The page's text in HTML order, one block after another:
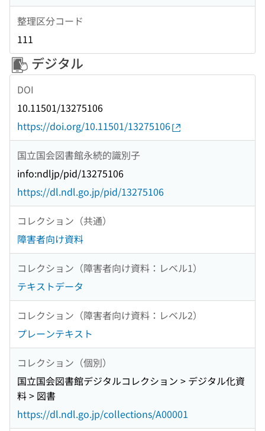
整理区分コード
111
デジタル
DOI
10.11501/13275106
https://doi.org/10.11501/13275106
国立国会図書館永続的識別子
info:ndljp/pid/13275106
https://dl.ndl.go.jp/pid/13275106
コレクション（共通）
障害者向け資料
コレクション（障害者向け資料：レベル1）
テキストデータ
コレクション（障害者向け資料：レベル2）
プレーンテキスト
コレクション（個別）
国立国会図書館デジタルコレクション > デジタル化資
料 > 図書
https://dl.ndl.go.jp/collections/A00001